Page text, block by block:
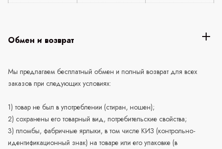
Обмен и возврат
Мы предлагаем бесплатный обмен и полный возврат для всех
заказов при следующих условиях:
1) товар не был в употреблении (стиран, ношен);
2) сохранены его товарный вид, потребительские свойства;
3) пломбы, фабричные ярлыки, в том числе КИЗ (контрольно-
идентификационный знак) на товаре или его упаковке (в